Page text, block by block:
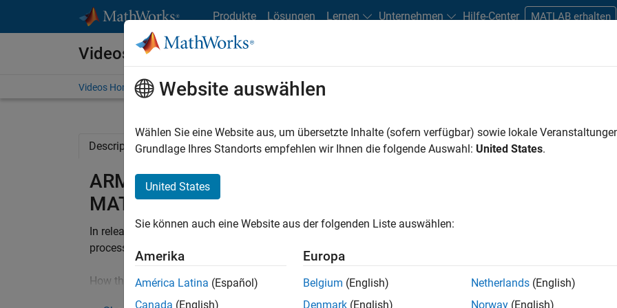
Produkte Lösungen Lernen Unternehmen Hilfe-Center MATLAB erhalten
Videos
Videos Home Search
Description Related Resources
ARM Cortex-A, -R, -M Optimized Code Generation using
MATLAB and Simulink
In release R2014b, Embedded Coder generates optimized code for ARM Cortex-A, -R, -M series of
processors using NEON Ne10 and CMSIS DSP libraries.
How this benefits you:
Embedded Coder lets you automatically convert DSP and controls algorithms designed in MATLAB
Website auswählen
Wählen Sie eine Website aus, um übersetzte Inhalte (sofern verfügbar) sowie lokale
Grundlage Ihres Standorts empfehlen wir Ihnen die folgende Auswahl: United States.
United States
Sie können auch eine Website aus der folgenden Liste auswählen:
Amerika
América Latina (Español)
Canada (English)
Europa
Belgium (English)
Denmark (English)
Netherlands (English)
Norway (English)